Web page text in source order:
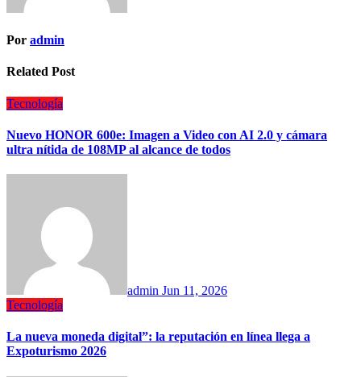
Por admin
Related Post
Tecnología
Nuevo HONOR 600e: Imagen a Video con AI 2.0 y cámara
ultra nítida de 108MP al alcance de todos
admin Jun 11, 2026
Tecnología
La nueva moneda digital”: la reputación en línea llega a
Expoturismo 2026